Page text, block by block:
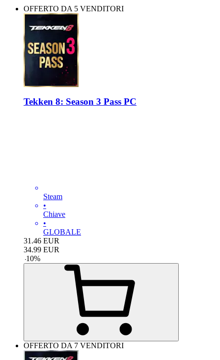
OFFERTO DA 5 VENDITORI
Tekken 8: Season 3 Pass PC
Steam
•
Chiave
•
GLOBALE
31.46 EUR
34.99 EUR
-10%
OFFERTO DA 7 VENDITORI